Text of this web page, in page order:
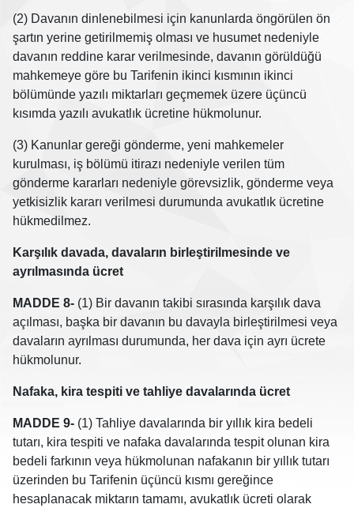
(2) Davanın dinlenebilmesi için kanunlarda öngörülen ön
şartın yerine getirilmemiş olması ve husumet nedeniyle
davanın reddine karar verilmesinde, davanın görüldüğü
mahkemeye göre bu Tarifenin ikinci kısmının ikinci
bölümünde yazılı miktarları geçmemek üzere üçüncü
kısımda yazılı avukatlık ücretine hükmolunur.
(3) Kanunlar gereği gönderme, yeni mahkemeler
kurulması, iş bölümü itirazı nedeniyle verilen tüm
gönderme kararları nedeniyle görevsizlik, gönderme veya
yetkisizlik kararı verilmesi durumunda avukatlık ücretine
hükmedilmez.
Karşılık davada, davaların birleştirilmesinde ve
ayrılmasında ücret
MADDE 8-(1) Bir davanın takibi sırasında karşılık dava
açılması, başka bir davanın bu davayla birleştirilmesi veya
davaların ayrılması durumunda, her dava için ayrı ücrete
hükmolunur.
Nafaka, kira tespiti ve tahliye davalarında ücret
MADDE 9-(1) Tahliye davalarında bir yıllık kira bedeli
tutarı, kira tespiti ve nafaka davalarında tespit olunan kira
bedeli farkının veya hükmolunan nafakanın bir yıllık tutarı
üzerinden bu Tarifenin üçüncü kısmı gereğince
hesaplanacak miktarın tamamı, avukatlık ücreti olarak